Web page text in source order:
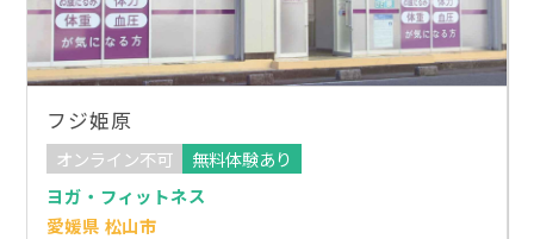
フジ姫原
オンライン不可
無料体験あり
ヨガ・フィットネス
愛媛県 松山市